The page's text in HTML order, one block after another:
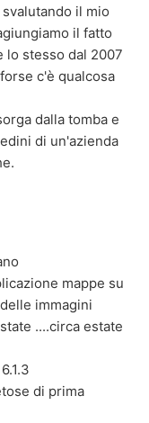
il mio
il fatto
lo stesso dal 2007
c'è qualcosa
dalla tomba e
di un'azienda
mappe su
immagini
....circa estate
di prima